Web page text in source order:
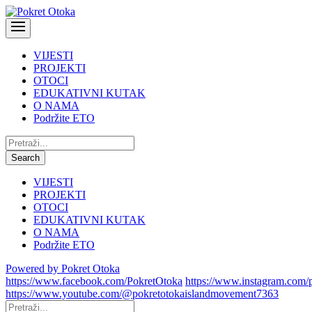
VIJESTI
PROJEKTI
OTOCI
EDUKATIVNI KUTAK
O NAMA
Podržite ETO
Pretraži:
Search
VIJESTI
PROJEKTI
OTOCI
EDUKATIVNI KUTAK
O NAMA
Podržite ETO
Powered by Pokret Otoka
https://www.facebook.com/PokretOtoka https://www.instagram.com/
https://www.youtube.com/@pokretotokaislandmovement7363
Pretraži: